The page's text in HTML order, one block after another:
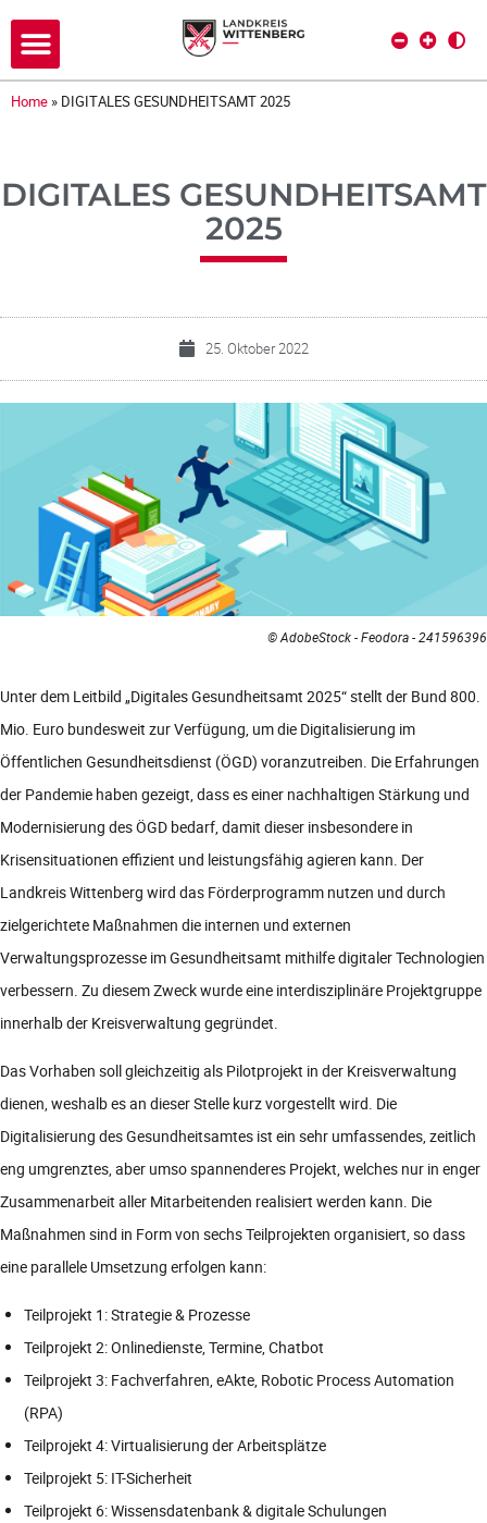
Home » DIGITALES GESUNDHEITSAMT 2025
DIGITALES GESUNDHEITSAMT
2025
25. Oktober 2022
© AdobeStock - Feodora - 241596396
Unter dem Leitbild „Digitales Gesundheitsamt 2025“ stellt der Bund 800.
Mio. Euro bundesweit zur Verfügung, um die Digitalisierung im
Öffentlichen Gesundheitsdienst (ÖGD) voranzutreiben. Die Erfahrungen
der Pandemie haben gezeigt, dass es einer nachhaltigen Stärkung und
Modernisierung des ÖGD bedarf, damit dieser insbesondere in
Krisensituationen effizient und leistungsfähig agieren kann. Der
Landkreis Wittenberg wird das Förderprogramm nutzen und durch
zielgerichtete Maßnahmen die internen und externen
Verwaltungsprozesse im Gesundheitsamt mithilfe digitaler Technologien
verbessern. Zu diesem Zweck wurde eine interdisziplinäre Projektgruppe
innerhalb der Kreisverwaltung gegründet.
Das Vorhaben soll gleichzeitig als Pilotprojekt in der Kreisverwaltung
dienen, weshalb es an dieser Stelle kurz vorgestellt wird. Die
Digitalisierung des Gesundheitsamtes ist ein sehr umfassendes, zeitlich
eng umgrenztes, aber umso spannenderes Projekt, welches nur in enger
Zusammenarbeit aller Mitarbeitenden realisiert werden kann. Die
Maßnahmen sind in Form von sechs Teilprojekten organisiert, so dass
eine parallele Umsetzung erfolgen kann:
Teilprojekt 1: Strategie & Prozesse
Teilprojekt 2: Onlinedienste, Termine, Chatbot
Teilprojekt 3: Fachverfahren, eAkte, Robotic Process Automation
(RPA)
Teilprojekt 4: Virtualisierung der Arbeitsplätze
Teilprojekt 5: IT-Sicherheit
Teilprojekt 6: Wissensdatenbank & digitale Schulungen